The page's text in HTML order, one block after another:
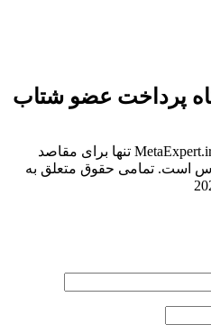
پرداخت عضو شتاب
تمامی محتوای موجود در سایت MetaExpert.ir تنها برای مقاصد
است. تمامی حقوق متعلق به